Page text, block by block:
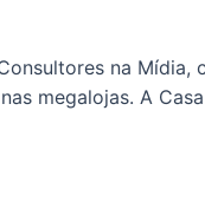
na Mídia,
megalojas. A